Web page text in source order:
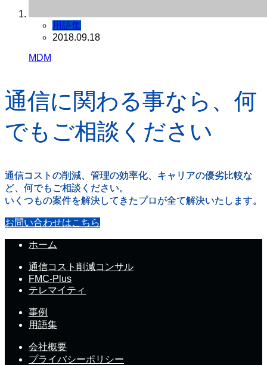
用語集
2018.09.18
MDM
通信に関わる事なら、何
でもご相談ください
通信コストの削減、管理の効率化、キャリアの優劣比較な
ど、何でもご相談ください。
いくつもの案件を解決してきたプロが全て解決いたします。
お問い合わせはこちら
ホーム
通信コスト削減コンサル
FMC-Plus
テレマイティ
事例
用語集
会社概要
プライバシーポリシー